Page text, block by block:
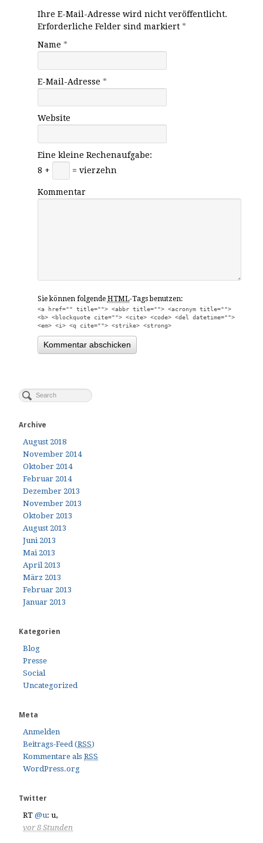
Ihre E-Mail-Adresse wird nicht veröffentlicht.
Erforderliche Felder sind markiert *
Name *
E-Mail-Adresse *
Website
Eine kleine Rechenaufgabe:
8 +
= vierzehn
Kommentar
Sie können folgende HTML-Tags benutzen:
<a href="" title=""> <abbr title=""> <acronym title="">
<b> <blockquote cite=""> <cite> <code> <del datetime="">
<em> <i> <q cite=""> <strike> <strong>
Archive
August 2018
November 2014
Oktober 2014
Februar 2014
Dezember 2013
November 2013
Oktober 2013
August 2013
Juni 2013
Mai 2013
April 2013
März 2013
Februar 2013
Januar 2013
Kategorien
Blog
Presse
Social
Uncategorized
Meta
Anmelden
Beitrags-Feed (RSS)
Kommentare alsRSS
WordPress.org
Twitter
RT@u: u,
vor 8 Stunden